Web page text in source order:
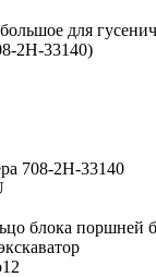
для
2H-33140)
708-2H-33140
блока поршней